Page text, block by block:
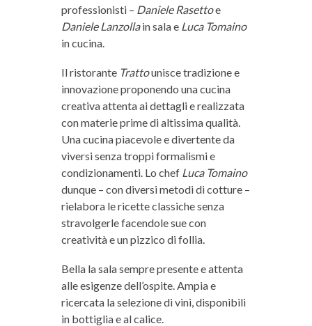
professionisti – Daniele Rasettoe
Daniele Lanzollain sala e Luca Tomaino
in cucina.
Il ristorante Trattounisce tradizione e
innovazione proponendo una cucina
creativa attenta ai dettagli e realizzata
con materie prime di altissima qualità.
Una cucina piacevole e divertente da
viversi senza troppi formalismi e
condizionamenti. Lo chef Luca Tomaino
dunque – con diversi metodi di cotture –
rielabora le ricette classiche senza
stravolgerle facendole sue con
creatività e un pizzico di follia.
Bella la sala sempre presente e attenta
alle esigenze dell’ospite. Ampia e
ricercata la selezione di vini, disponibili
in bottiglia e al calice.